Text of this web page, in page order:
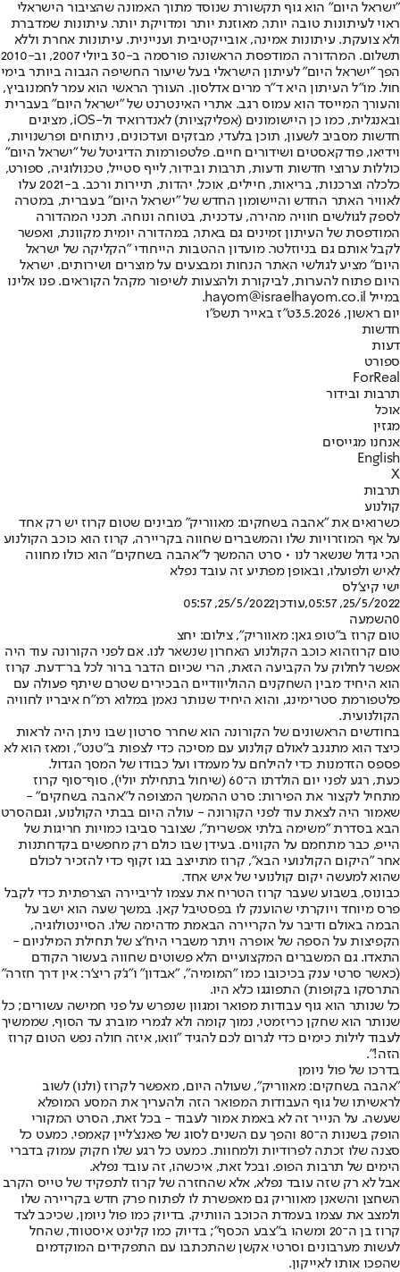
"ישראל היום" הוא גוף תקשורת שנוסד מתוך האמונה שהציבור הישראלי
ראוי לעיתונות טובה יותר, מאוזנת יותר ומדויקת יותר. עיתונות שמדברת
ולא צועקת. עיתונות אמינה, אובייקטיבית ועניינית. עיתונות אחרת וללא
תשלום. המהדורה המודפסת הראשונה פורסמה ב-30 ביולי 2007, וב-2010
הפך "ישראל היום" לעיתון הישראלי בעל שיעור החשיפה הגבוה ביותר בימי
חול. מו"ל העיתון היא ד"ר מרים אדלסון. העורך הראשי הוא עמר לחמנוביץ,
והעורך המייסד הוא עמוס רגב. אתרי האינטרנט של "ישראל היום" בעברית
ובאנגלית, כמו כן היישומונים (אפליקציות) לאנדרואיד ול-iOS, מציגים
חדשות מסביב לשעון, תוכן בלעדי, מבזקים ועדכונים, ניתוחים ופרשנויות,
וידיאו, פודקאסטים ושידורים חיים. פלטפורמות הדיגיטל של "ישראל היום"
כוללות ערוצי חדשות ודעות, תרבות ובידור, לייף סטייל, טכנולוגיה, ספורט,
כלכלה וצרכנות, בריאות, חיילים, אוכל, יהדות, תיירות ורכב. ב-2021 עלו
לאוויר האתר החדש והיישומון החדש של "ישראל היום" בעברית, במטרה
לספק לגולשים חוויה מהירה, עדכנית, בטוחה ונוחה. תכני המהדורה
המודפסת של העיתון זמינים גם באתר, במהדורה יומית מקוונת, ואפשר
לקבל אותם גם בניוזלטר. מועדון ההטבות הייחודי "הקליקה של ישראל
היום" מציע לגולשי האתר הנחות ומבצעים על מוצרים ושירותים. ישראל
היום פתוח להערות, לביקורת ולהצעות לשיפור מקהל הקוראים. פנו אלינו
במייל hayom@israelhayom.co.il.
יום ראשון, 3.5.2026
ט"ז באייר תשפ"ו
חדשות
דעות
ספורט
ForReal
תרבות ובידור
אוכל
מגזין
אנחנו מגייסים
English
X
תרבות
קולנוע
כשרואים את "אהבה בשחקים: מאווריק" מבינים שטום קרוז יש רק אחד
על אף המוזרויות שלו והמשברים שחווה בקריירה, קרוז הוא כוכב הקולנוע
הכי גדול שנשאר לנו • סרט ההמשך ל"אהבה בשחקים" הוא כולו מחווה
לאיש ולפועלו, ובאופן מפתיע זה עובד נפלא
ישי קיצ'לס
25/5/2022, 05:57
,עודכן25/5/2022, 05:57
0השמעה
טום קרוז ב"טופ גאן: מאווריק", צילום: יחצ
טום קרוזהוא כוכב הקולנוע האחרון שנשאר לנו. אם לפני הקורונה עוד היה
אפשר לחלוק על הקביעה הזאת, הרי שכיום הדבר ברור לכל בר־דעת. קרוז
הוא היחיד מבין השחקנים ההוליוודיים הבכירים שטרם שיתף פעולה עם
פלטפורמת סטרימינג, והוא היחיד שנותר נאמן במלוא רמ"ח איבריו לחוויה
הקולנועית.
בחודשים הראשונים של הקורונה הוא שחרר סרטון שבו ניתן היה לראות
כיצד הוא מתגנב לאולם קולנוע עם מסיכה כדי לצפות ב"טנט", ומאז הוא לא
פספס הזדמנות כדי להילחם על מעמדו ועל כבודו של המסך הגדול.
כעת, רגע לפני יום הולדתו ה־60 (שיחול בתחילת יולי), סוף־סוף קרוז
מתחיל לקצור את הפירות: סרט ההמשך המצופה ל"אהבה בשחקים" -
שאמור היה לצאת עוד לפני הקורונה - עולה היום בבתי הקולנוע, וגםהסרט
הבא בסדרת "משימה בלתי אפשרית", שצובר סביבו כמויות חריגות של
הייפ, כבר מתחמם על הקווים. בעידן שבו כולם רק מחפשים בקדחתנות
אחר "היקום הקולנועי הבא", קרוז מתייצב בגו זקוף כדי להזכיר לכולם
שהוא למעשה יקום קולנועי של איש אחד.
כבונוס, בשבוע שעבר קרוז הטריח את עצמו לריביירה הצרפתית כדי לקבל
פרס מיוחד ויוקרתי שהוענק לו בפסטיבל קאן. במשך שעה הוא ישב על
הבמה באולם ודיבר על הקריירה הבאמת מדהימה שלו. הסיינטולוגיה,
הקפיצות על הספה של אופרה ויתר משברי היח"צ של תחילת המילניום -
התאדו. גם המשברים המקצועיים הלא פשוטים שחווה בעשור הקודם
(כאשר סרטי ענק בכיכובו כמו "המומיה", "אבדון" ו"ג'ק ריצ'ר: אין דרך חזרה"
התרסקו בקופות) התפוגגו כלא היו.
כל שנותר הוא גוף עבודות מפואר ומגוון שנפרש על פני חמישה עשורים; כל
שנותר הוא שחקן כריזמטי, נמוך קומה ולא לגמרי מוברג עד הסוף, שממשיך
לעבוד לילות כימים כדי לגרום לכם להגיד "וואו, איזה חולה נפש הטום קרוז
הזה!".
בדרכו של פול ניומן
"אהבה בשחקים: מאווריק", שעולה היום, מאפשר לקרוז (ולנו) לשוב
לראשיתו של גוף העבודות המפואר הזה ולהעריך את המסע המופלא
שעשה. על הנייר זה לא באמת אמור לעבוד - בכל זאת, הסרט המקורי
הופק בשנות ה־80 והפך עם השנים לסוג של פאנצ'ליין קאמפי. כמעט כל
סצנה שלו זכתה לפרודיות ולמחוות. כמעט כל רגע שלו חקוק עמוק בדברי
הימים של תרבות הפופ. ובכל זאת, איכשהו, זה עובד נפלא.
אבל לא רק שזה עובד נפלא, אלא שהחזרה של קרוז לתפקיד של טייס הקרב
השחצן והשאנן מאווריק גם מאפשרת לו לפתוח פרק חדש בקריירה שלו
ולמצב את עצמו בעמדת הכוכב הוותיק. בדיוק כמו פול ניומן, שכיכב לצד
קרוז בן ה־20 ומשהו ב"צבע הכסף"; בדיוק כמו קלינט איסטווד, שהחל
לעשות מערבונים וסרטי אקשן שהתכתבו עם התפקידים המוקדמים
שהפכו אותו לאייקון.